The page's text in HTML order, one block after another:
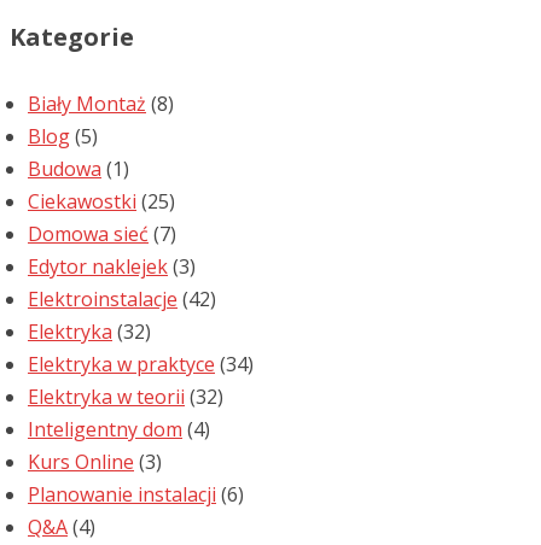
Kategorie
Biały Montaż (8)
Blog(5)
Budowa (1)
Ciekawostki (25)
Domowa sieć (7)
Edytor naklejek(3)
Elektroinstalacje (42)
Elektryka (32)
Elektryka w praktyce (34)
Elektryka w teorii (32)
Inteligentny dom (4)
Kurs Online (3)
Planowanie instalacji (6)
Q&A(4)